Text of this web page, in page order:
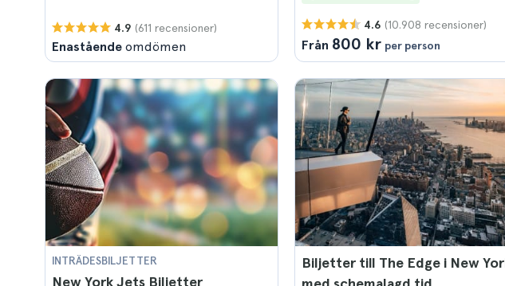
4.9 (611 recensioner)
Enastående omdömen
4.6 (10.908 recensioner)
Från 800 kr per person
INTRÄDESBILJETTER
New York Jets Biljetter
Biljetter till The Edge i New